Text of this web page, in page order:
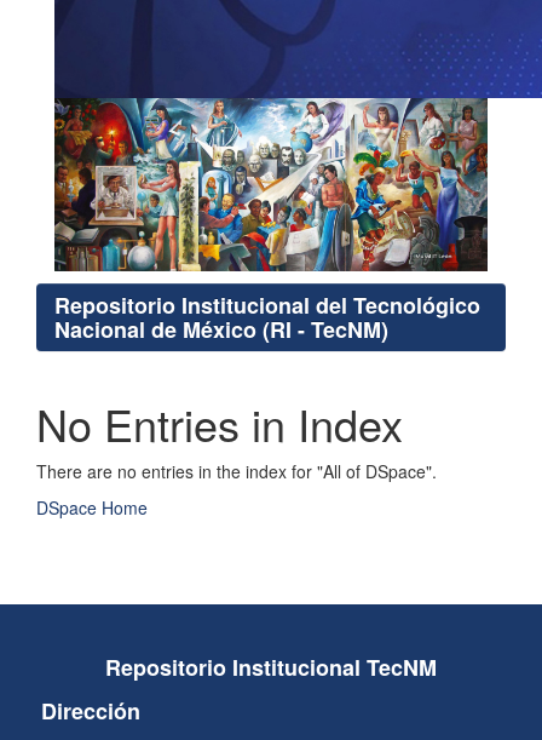
Repositorio Institucional del Tecnológico
Nacional de México (RI - TecNM)
No Entries in Index
There are no entries in the index for "All of DSpace".
DSpace Home
Repositorio Institucional TecNM
Dirección